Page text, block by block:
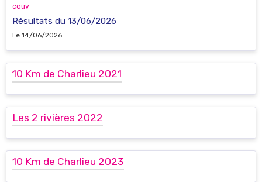
Résultats du 13/06/2026
Le 14/06/2026
10 Km de Charlieu 2021
Les 2 rivières 2022
10 Km de Charlieu 2023